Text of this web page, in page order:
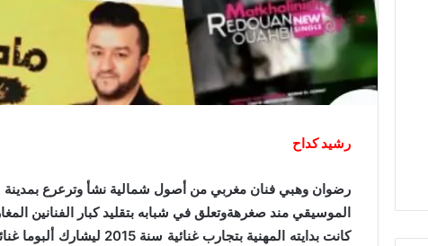
رشيد كداح
رضوان وهبي فنان مغربي من أصول شمالية نشأ وترعرع بمدينة
الموسيقي مند صغرهةوتعلق في شبابه بتقليد كبار الفنانين
كانت بدايته المهنية